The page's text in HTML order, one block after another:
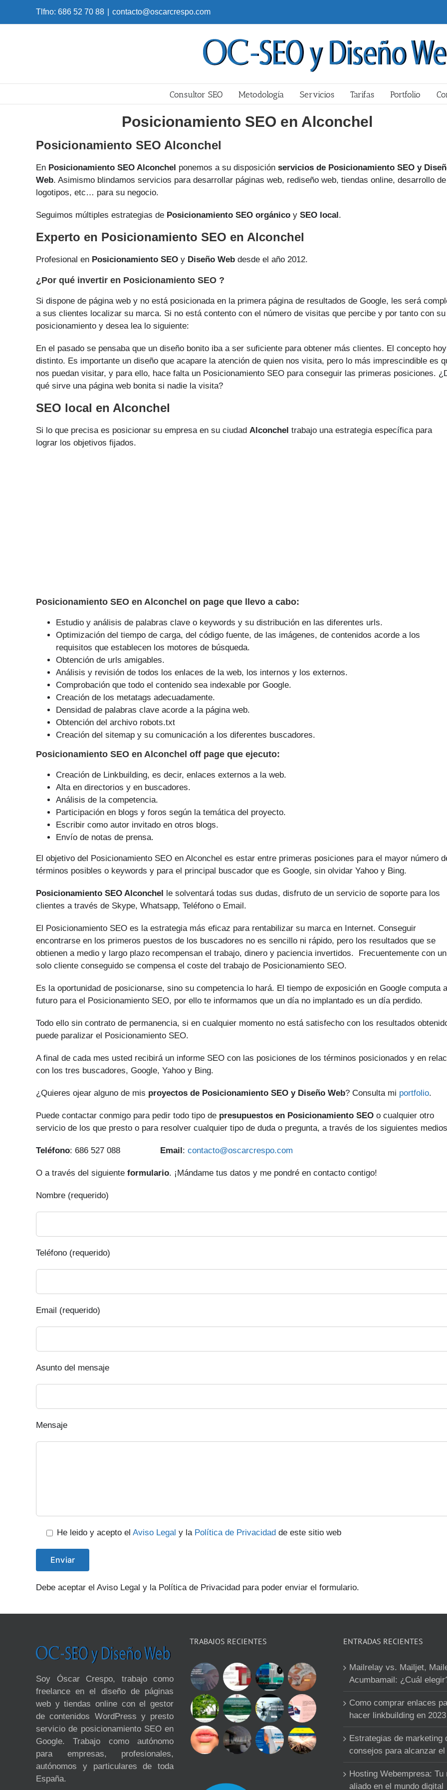
Tlfno: 686 52 70 88 contacto@oscarcrespo.com
Consultor SEO Metodología Servicios Tarifas Portfolio
Posicionamiento SEO en Alconchel
Posicionamiento SEO Alconchel
En Posicionamiento SEO Alconchel ponemos a su disposición servicios de Posicionamiento SEO y
Web. Asimismo blindamos servicios para desarrollar páginas web, rediseño web, tiendas online, desarrollo de
logotipos, etc… para su negocio.
Seguimos múltiples estrategias de Posicionamiento SEO orgánico y SEO local.
Experto en Posicionamiento SEO en Alconchel
Profesional en Posicionamiento SEO y Diseño Web desde el año 2012.
¿Por qué invertir en Posicionamiento SEO ?
Si dispone de página web y no está posicionada en la primera página de resultados de Google, les será
a sus clientes localizar su marca. Si no está contento con el número de visitas que percibe y por tanto con su
posicionamiento y desea lea lo siguiente:
En el pasado se pensaba que un diseño bonito iba a ser suficiente para obtener más clientes. El concepto
distinto. Es importante un diseño que acapare la atención de quien nos visita, pero lo más imprescindible es
nos puedan visitar, y para ello, hace falta un Posicionamiento SEO para conseguir las primeras posiciones.
qué sirve una página web bonita si nadie la visita?
SEO local en Alconchel
Si lo que precisa es posicionar su empresa en su ciudad Alconchel trabajo una estrategia específica para
lograr los objetivos fijados.
Posicionamiento SEO en Alconchel on page que llevo a cabo:
Estudio y análisis de palabras clave o keywords y su distribución en las diferentes urls.
Optimización del tiempo de carga, del código fuente, de las imágenes, de contenidos acorde a los
requisitos que establecen los motores de búsqueda.
Obtención de urls amigables.
Análisis y revisión de todos los enlaces de la web, los internos y los externos.
Comprobación que todo el contenido sea indexable por Google.
Creación de los metatags adecuadamente.
Densidad de palabras clave acorde a la página web.
Obtención del archivo robots.txt
Creación del sitemap y su comunicación a los diferentes buscadores.
Posicionamiento SEO en Alconchel off page que ejecuto:
Creación de Linkbuilding, es decir, enlaces externos a la web.
Alta en directorios y en buscadores.
Análisis de la competencia.
Participación en blogs y foros según la temática del proyecto.
Escribir como autor invitado en otros blogs.
Envío de notas de prensa.
El objetivo del Posicionamiento SEO en Alconchel es estar entre primeras posiciones para el mayor número
tér­minos posibles o keywords y para el principal buscador que es Google, sin olvidar Yahoo y Bing.
Posicionamiento SEO Alconchel le solventará todas sus dudas, disfruto de un servicio de soporte para los
clientes a través de Skype, Whatsapp, Teléfono o Email.
El Posicionamiento SEO es la estrategia más eficaz para rentabilizar su marca en Internet. Conseguir
encontrarse en los primeros puestos de los buscadores no es sencillo ni rápido, pero los resultados que se
obtienen a medio y largo plazo recompensan el trabajo, dinero y paciencia invertidos. Frecuentemente con un
solo cliente conseguido se compensa el coste del trabajo de Posicionamiento SEO.
Es la oportunidad de posicionarse, sino su competencia lo hará. El tiempo de exposición en Google computa a
futuro para el Posicionamiento SEO, por ello te informamos que un día no implantado es un día perdido.
Todo ello sin contrato de permanencia, si en cualquier momento no está satisfecho con los resultados
puede paralizar el Posicionamiento SEO.
A final de cada mes usted recibirá un informe SEO con las posiciones de los términos posicionados y en
con los tres buscadores, Google, Yahoo y Bing.
¿Quieres ojear alguno de mis proyectos de Posicionamiento SEO y Diseño Web? Consulta mi portfolio.
Puede contactar conmigo para pedir todo tipo de presupuestos en Posicionamiento SEO o cualquier otro
servicio de los que presto o para resolver cualquier tipo de duda o pregunta, a través de los siguientes
Teléfono: 686 527 088 Email: contacto@oscarcrespo.com
O a través del siguiente formulario. ¡Mándame tus datos y me pondré en contacto contigo!
Nombre (requerido)
Teléfono (requerido)
Email (requerido)
Asunto del mensaje
Mensaje
He leido y acepto el Aviso Legal y la Política de Privacidad de este sitio web
Debe aceptar el Aviso Legal y la Política de Privacidad para poder enviar el formulario.
Soy Óscar Crespo, trabajo como
freelance en el diseño de páginas
web y tiendas online con el gestor
de contenidos WordPress y presto
servicio de posicionamiento SEO en
Google. Trabajo como autónomo
para empresas, profesionales,
autónomos y particulares de toda
España.
TRABAJOS RECIENTES ENTRADAS RECIENTES
Mailrelay vs. Mailjet,
Acumbamail: ¿Cuál
Como comprar enlaces
hacer linkbuilding en 2023
Estrategias de marketing
consejos para alcanzar
Hosting Webempresa: Tu
aliado en el mundo digital